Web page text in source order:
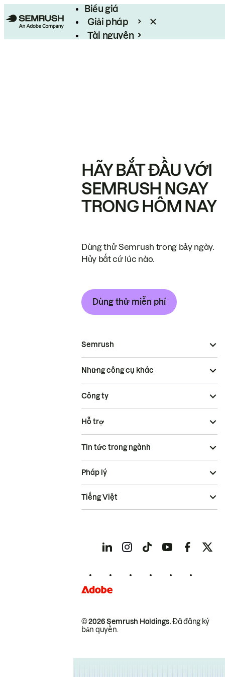
Biểu giá
Giải pháp
Tài nguyên
HÃY BẮT ĐẦU VỚI
SEMRUSH NGAY
TRONG HÔM NAY
Dùng thử Semrush trong bảy ngày.
Hủy bất cứ lúc nào.
Dùng thử miễn phí
Semrush
Những công cụ khác
Công ty
Hỗ trợ
Tin tức trong ngành
© 2026 Semrush Holdings.Đã đăng ký
bản quyền.
Pháp lý
Tiếng Việt